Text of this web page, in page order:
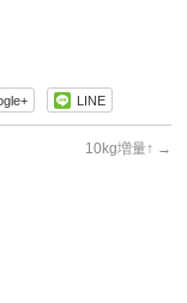
LINE
10kg増量↑ →